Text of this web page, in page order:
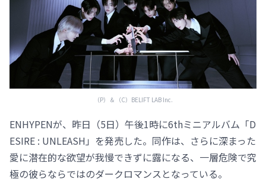
（P）＆（C）BELIFT LAB Inc.
ENHYPENが、昨日（5日）午後1時に6thミニアルバム「D
ESIRE : UNLEASH」を発売した。同作は、さらに深まった
愛に潜在的な欲望が我慢できずに露になる、一層危険で究
極の彼らならではのダークロマンスとなっている。